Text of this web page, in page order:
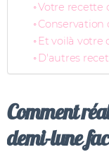
Votre recette
Conservation
Et voilà votre
D'autres
Comment
demi-lune